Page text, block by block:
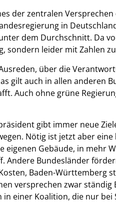
der zentralen
in
dem Durchschnitt. Da
sondern leider mit Zahlen
über die
gilt auch in allen anderen
Auch ohne grüne
gibt immer neue
Nötig ist jetzt aber
eigenen Gebäude, in mehr
Andere Bundesländer
Baden-Württemberg
versprechen zwar ständig
in einer Koalition, die nur bei